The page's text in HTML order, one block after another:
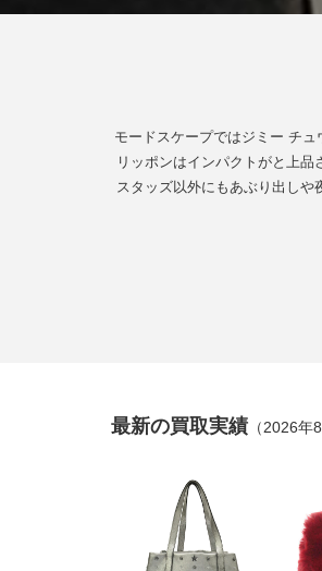
モードスケープではジミー チ
リッポンはインパクトがと上
スタッズ以外にもあぶり出し
最新の買取実績 （2026年